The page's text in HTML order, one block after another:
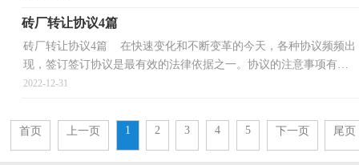
砖厂转让协议4篇
砖厂转让协议4篇 在快速变化和不断变革的今天，各种协议频频出
现，签订签订协议是最有效的法律依据之一。协议的注意事项有许
多，你确定会写吗？以下是小编为大家收集的砖厂转让...
2022-12-31
首页 上一页 1 2 3 4 5 下一页 尾页